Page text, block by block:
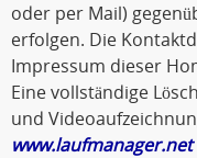
oder per Mail)
erfolgen. Die
Impressum dieser
Eine vollständige
und
www.laufmanager.net